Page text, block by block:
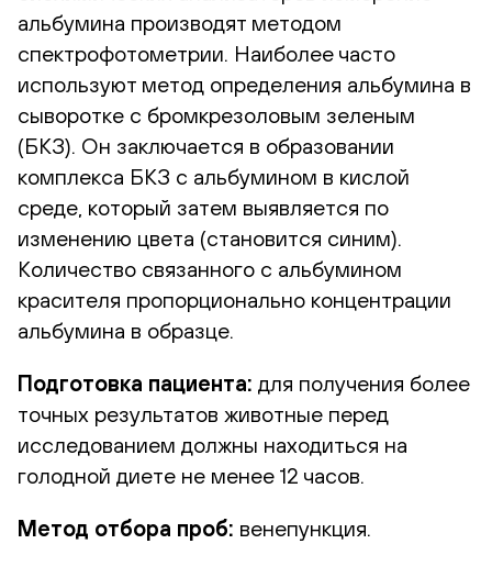
альбумина производят методом
спектрофотометрии. Наиболее часто
используют метод определения альбумина в
сыворотке с бромкрезоловым зеленым
(БКЗ). Он заключается в образовании
комплекса БКЗ с альбумином в кислой
среде, который затем выявляется по
изменению цвета (становится синим).
Количество связанного с альбумином
красителя пропорционально концентрации
альбумина в образце.
Подготовка пациента: для получения более
точных результатов животные перед
исследованием должны находиться на
голодной диете не менее 12 часов.
Метод отбора проб: венепункция.